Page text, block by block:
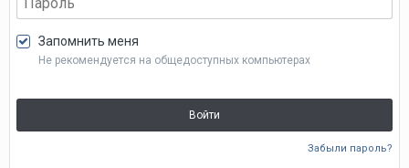
Запомнить меня
Не рекомендуется на общедоступных компьютерах
Войти
Забыли пароль?